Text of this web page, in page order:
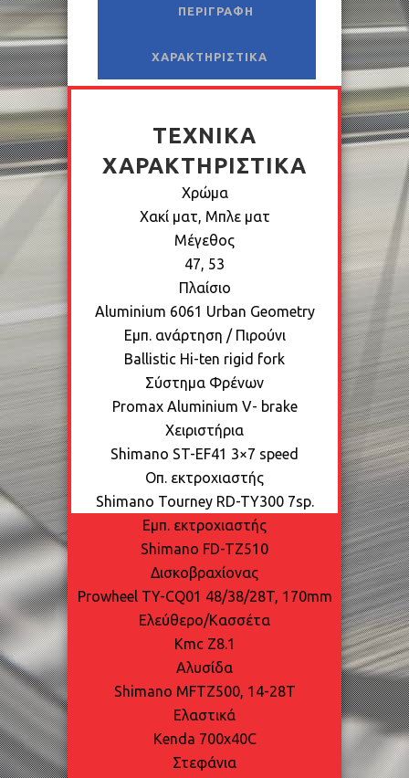
ΠΕΡΙΓΡΑΦΉ
ΧΑΡΑΚΤΗΡΙΣΤΙΚΆ
ΤΕΧΝΙΚΆ
ΧΑΡΑΚΤΗΡΙΣΤΙΚΆ
Χρώμα
Xακί ματ, Μπλε ματ
Μέγεθος
47, 53
Πλαίσιο
Aluminium 6061 Urban Geometry
Εμπ. ανάρτηση / Πιρούνι
Ballistic Hi-ten rigid fork
Σύστημα Φρένων
Promax Aluminium V- brake
Χειριστήρια
Shimano ST-EF41 3×7 speed
Οπ. εκτροχιαστής
Shimano Tourney RD-TY300 7sp.
Εμπ. εκτροχιαστής
Shimano FD-TZ510
Δισκοβραχίονας
Prowheel TY-CQ01 48/38/28T, 170mm
Ελεύθερο/Κασσέτα
Kmc Z8.1
Αλυσίδα
Shimano MFTZ500, 14-28Τ
Ελαστικά
Kenda 700x40C
Στεφάνια